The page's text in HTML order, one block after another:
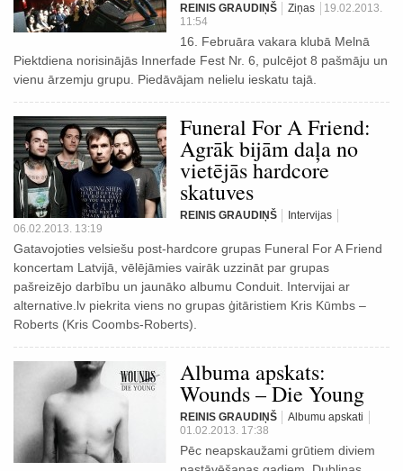
REINIS GRAUDIŅŠ Ziņas
19.02.2013.
11:54
16. Februāra vakara klubā Melnā
Piektdiena norisinājās Innerfade Fest Nr. 6, pulcējot 8 pašmāju un
vienu ārzemju grupu. Piedāvājam nelielu ieskatu tajā.
Funeral For A Friend:
Agrāk bijām daļa no
vietējās hardcore
skatuves
REINIS GRAUDIŅŠ
Intervijas
06.02.2013. 13:19
Gatavojoties velsiešu post-hardcore grupas Funeral For A Friend
koncertam Latvijā, vēlējāmies vairāk uzzināt par grupas
pašreizējo darbību un jaunāko albumu Conduit. Intervijai ar
alternative.lv piekrita viens no grupas ģitāristiem Kris Kūmbs –
Roberts (Kris Coombs-Roberts).
Albuma apskats:
Wounds – Die Young
REINIS GRAUDIŅŠ
Albumu apskati
01.02.2013. 17:38
Pēc neapskaužami grūtiem diviem